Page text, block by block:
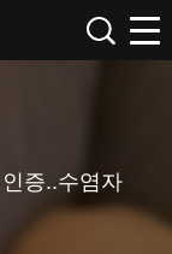
증..수염자